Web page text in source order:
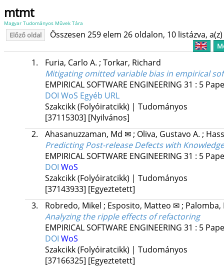
mtmt
Magyar Tudományos Művek Tára
Előző oldal Összesen 259 elem 26 oldalon, 10 listázva,
1. Furia, Carlo A. ; Torkar, Richard
Mitigating omitted variable bias in empirical
EMPIRICAL SOFTWARE ENGINEERING 31 : 5
DOI WoS Egyéb URL
Szakcikk (Folyóiratcikk) | Tudományos
[37115303] [Nyilvános]
2.
Ahasanuzzaman, Md ✉; Oliva, Gustavo A. ;
Predicting Post-release Defects with
EMPIRICAL SOFTWARE ENGINEERING 31 : 5
DOI WoS
Szakcikk (Folyóiratcikk) | Tudományos
[37143933] [Egyeztetett]
3.
Robredo, Mikel ; Esposito, Matteo ✉;
Analyzing the ripple effects of refactoring
EMPIRICAL SOFTWARE ENGINEERING 31 : 5
DOI WoS
Szakcikk (Folyóiratcikk) | Tudományos
[37166325] [Egyeztetett]